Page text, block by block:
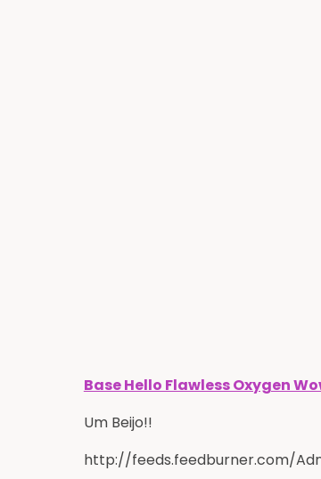
Base Hello Flawless Oxygen
Um Beijo!!
http://feeds.feedburner.com/